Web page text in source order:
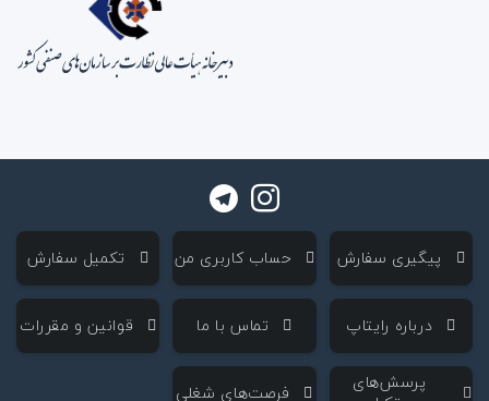
‌ پیگیری سفارش ‌ حساب کاربری من ‌ تکمیل سفارش
‌ درباره رایتاپ ‌ تماس با ما ‌ قوانین و مقررات
‌ پرسش‌های
‌ فرصت‌های شغلی